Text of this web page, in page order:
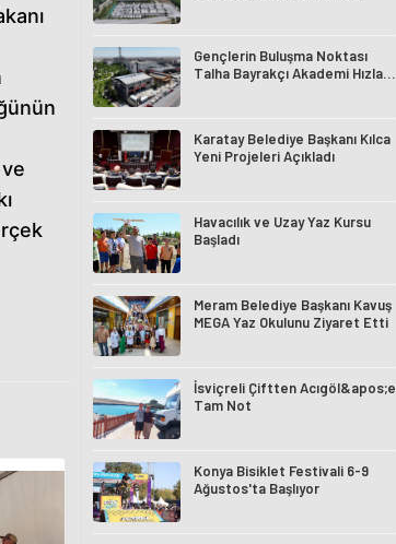
Gençlerin Buluşma Noktası
Talha Bayrakçı Akademi Hızla
Karatay Belediye Başkanı Kılca
Yeni Projeleri Açıkladı
Havacılık ve Uzay Yaz Kursu
Başladı
Meram Belediye Başkanı Kavuş
MEGA Yaz Okulunu Ziyaret Etti
İsviçreli Çiftten Acıgöl&apos;e
Tam Not
Konya Bisiklet Festivali 6-9
Ağustos'ta Başlıyor